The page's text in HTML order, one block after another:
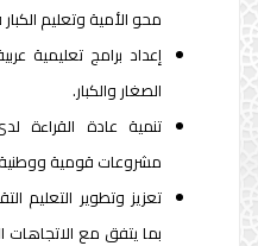
محو الأمية وتعليم
إعداد برامج تعليمية
الصغار والكبار.
تنمية عادة القراءة
مشروعات قومية
تعزيز وتطوير التعليم
بما يتفق مع